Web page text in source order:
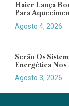
Haier Lança
Para
Agosto 4, 2026
Serão Os
Energética Nos
Agosto 3, 2026